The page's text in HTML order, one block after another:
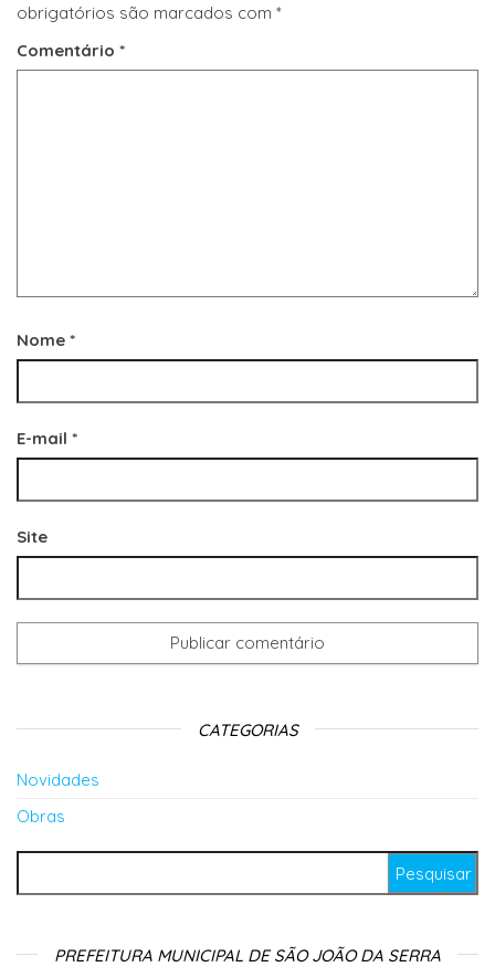
obrigatórios são marcados com *
Comentário *
Nome *
E-mail *
Site
CATEGORIAS
Novidades
Obras
PREFEITURA MUNICIPAL DE SÃO JOÃO DA SERRA